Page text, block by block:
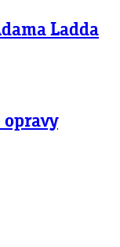
Ladda